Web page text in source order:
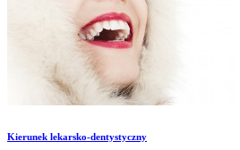
Kierunek lekarsko-dentystyczny